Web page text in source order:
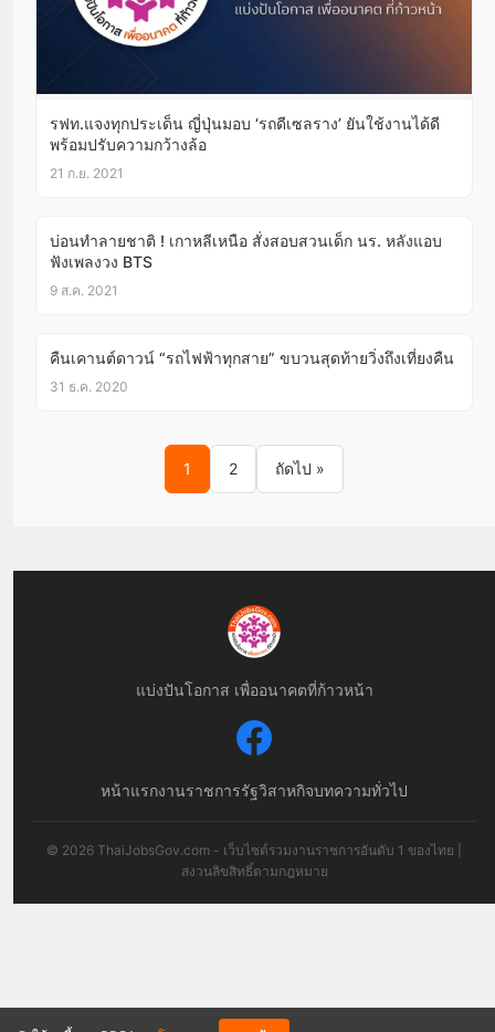
รฟท.แจงทุกประเด็น ญี่ปุ่นมอบ ‘รถดีเซลราง’ ยันใช้งานได้ดี
พร้อมปรับความกว้างล้อ
21 ก.ย. 2021
บ่อนทำลายชาติ ! เกาหลีเหนือ สั่งสอบสวนเด็ก นร. หลังแอบ
ฟังเพลงวง BTS
9 ส.ค. 2021
คืนเคานต์ดาวน์ “รถไฟฟ้าทุกสาย” ขบวนสุดท้ายวิ่งถึงเที่ยงคืน
31 ธ.ค. 2020
Posts pagination
1 2 ถัดไป »
แบ่งปันโอกาส เพื่ออนาคตที่ก้าวหน้า
หน้าแรกงานราชการรัฐวิสาหกิจบทความทั่วไป
© 2026 ThaiJobsGov.com - เว็บไซต์รวมงานราชการอันดับ 1 ของไทย |
สงวนลิขสิทธิ์ตามกฎหมาย